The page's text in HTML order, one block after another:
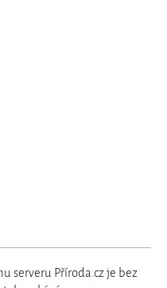
serveru Příroda.cz je bez